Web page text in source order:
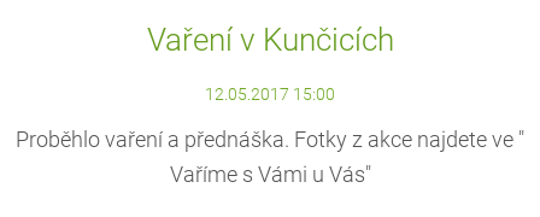
Vaření v Kunčicích
12.05.2017 15:00
Proběhlo vaření a přednáška. Fotky z akce najdete ve "
Vaříme s Vámi u Vás"